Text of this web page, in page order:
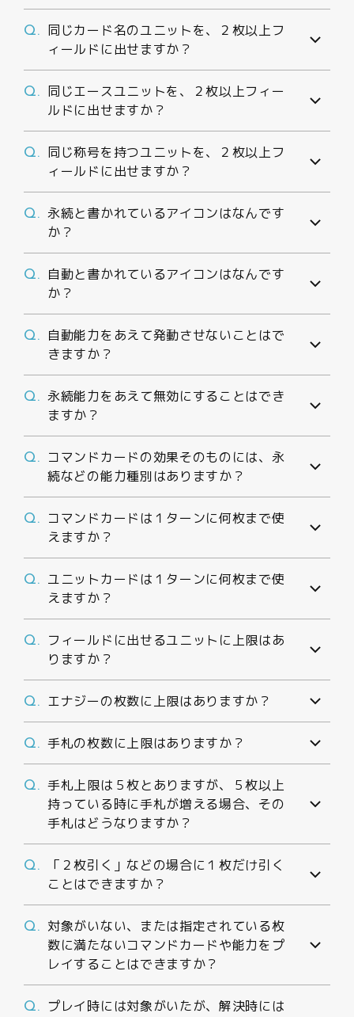
Q. 同じカード名のユニットを、２枚以上フ
ィールドに出せますか？
Q. 同じエースユニットを、２枚以上フィー
ルドに出せますか？
Q. 同じ称号を持つユニットを、２枚以上フ
ィールドに出せますか？
Q. 永続と書かれているアイコンはなんです
か？
Q.
自動と書かれているアイコンはなんです
か？
Q.
自動能力をあえて発動させないことはで
きますか？
Q. 永続能力をあえて無効にすることはでき
ますか？
Q.
コマンドカードの効果そのものには、永
続などの能力種別はありますか？
Q.
コマンドカードは１ターンに何枚まで使
えますか？
Q. ユニットカードは１ターンに何枚まで使
えますか？
Q.
フィールドに出せるユニットに上限はあ
りますか？
Q. エナジーの枚数に上限はありますか？
Q. 手札の枚数に上限はありますか？
Q. 手札上限は５枚とありますが、５枚以上
持っている時に手札が増える場合、その
手札はどうなりますか？
Q.
「２枚引く」などの場合に１枚だけ引く
ことはできますか？
Q. 対象がいない、または指定されている枚
数に満たないコマンドカードや能力をプ
レイすることはできますか？
Q. プレイ時には対象がいたが、解決時には